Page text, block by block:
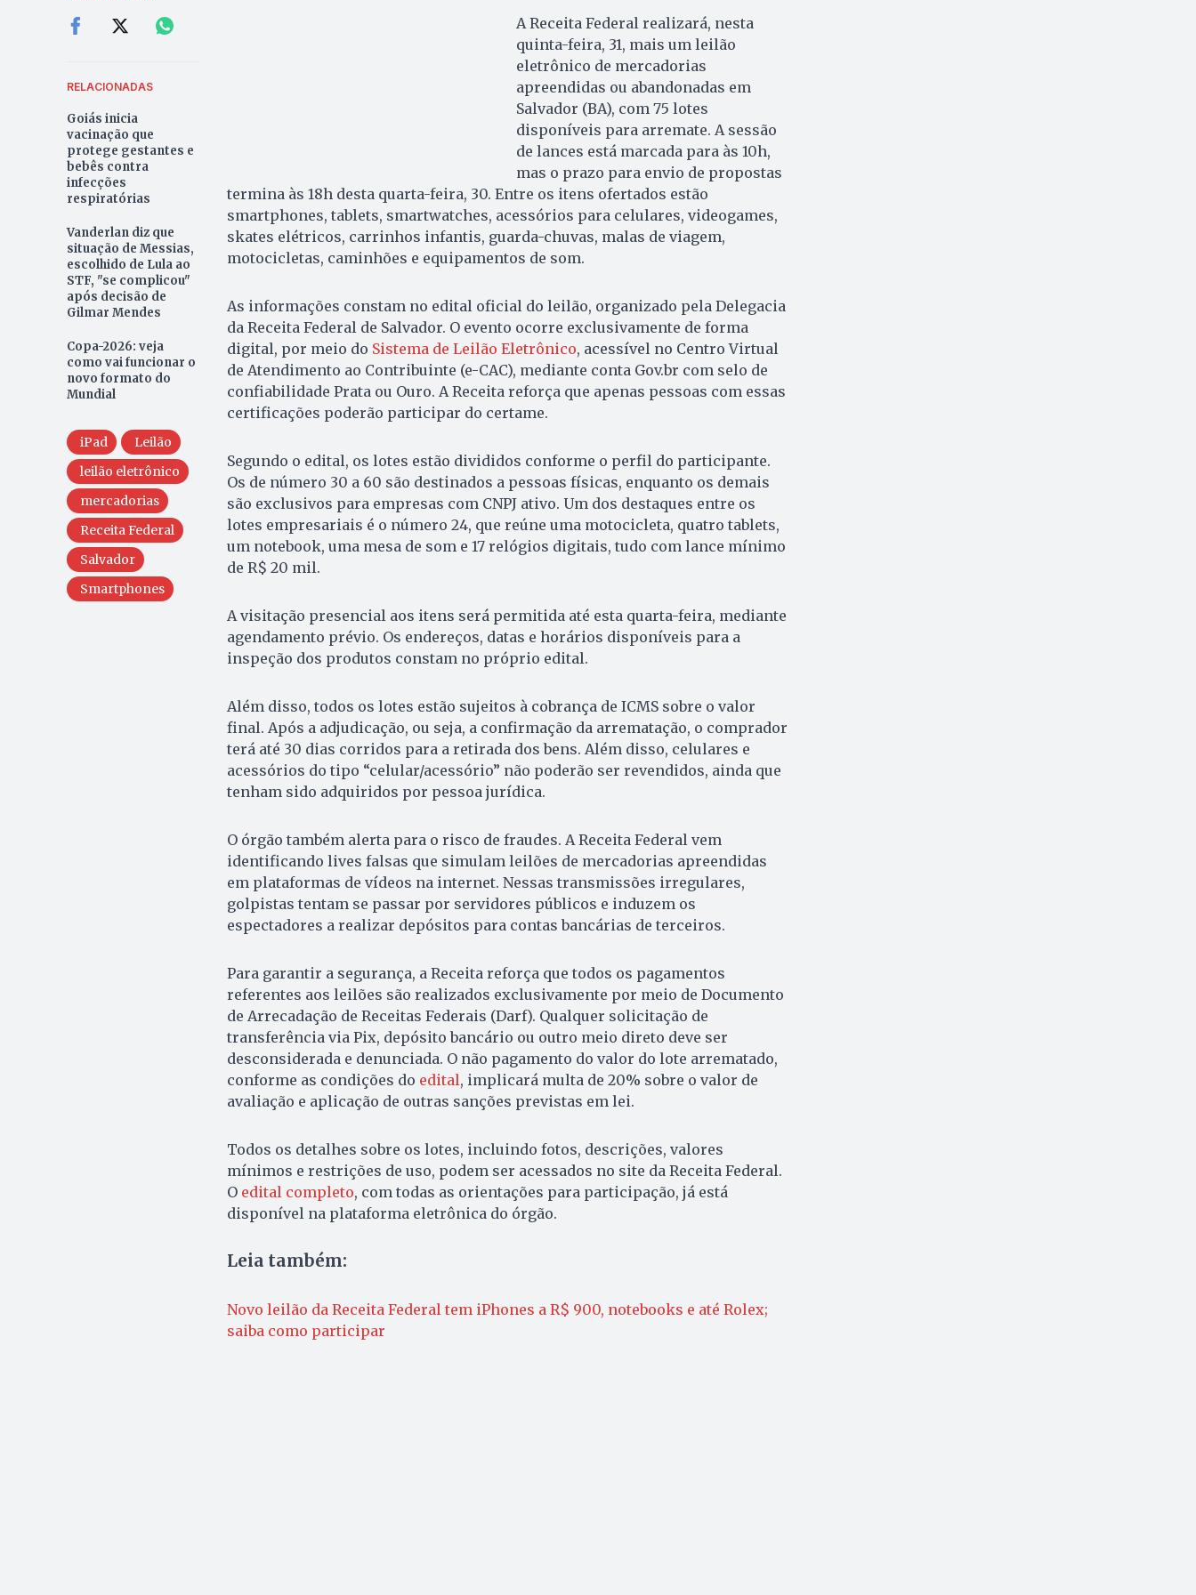
RELACIONADAS
Goiás inicia
vacinação que
protege gestantes e
bebês contra
infecções
respiratórias
Vanderlan diz que
situação de Messias,
escolhido de Lula ao
STF, "se complicou"
após decisão de
Gilmar Mendes
Copa-2026: veja
como vai funcionar o
novo formato do
Mundial
iPad
Leilão
leilão eletrônico
mercadorias
Receita Federal
Salvador
Smartphones
A Receita Federal realizará, nesta
quinta-feira, 31, mais um leilão
eletrônico de mercadorias
apreendidas ou abandonadas em
Salvador (BA), com 75 lotes
disponíveis para arremate. A sessão
de lances está marcada para às 10h,
mas o prazo para envio de propostas
termina às 18h desta quarta-feira, 30. Entre os itens ofertados estão
smartphones, tablets, smartwatches, acessórios para celulares, videogames,
skates elétricos, carrinhos infantis, guarda-chuvas, malas de viagem,
motocicletas, caminhões e equipamentos de som.
As informações constam no edital oficial do leilão, organizado pela Delegacia
da Receita Federal de Salvador. O evento ocorre exclusivamente de forma
digital, por meio do Sistema de Leilão Eletrônico, acessível no Centro Virtual
de Atendimento ao Contribuinte (e-CAC), mediante conta Gov.br com selo de
confiabilidade Prata ou Ouro. A Receita reforça que apenas pessoas com essas
certificações poderão participar do certame.
Segundo o edital, os lotes estão divididos conforme o perfil do participante.
Os de número 30 a 60 são destinados a pessoas físicas, enquanto os demais
são exclusivos para empresas com CNPJ ativo. Um dos destaques entre os
lotes empresariais é o número 24, que reúne uma motocicleta, quatro tablets,
um notebook, uma mesa de som e 17 relógios digitais, tudo com lance mínimo
de R$ 20 mil.
A visitação presencial aos itens será permitida até esta quarta-feira, mediante
agendamento prévio. Os endereços, datas e horários disponíveis para a
inspeção dos produtos constam no próprio edital.
Além disso, todos os lotes estão sujeitos à cobrança de ICMS sobre o valor
final. Após a adjudicação, ou seja, a confirmação da arrematação, o comprador
terá até 30 dias corridos para a retirada dos bens. Além disso, celulares e
acessórios do tipo “celular/acessório” não poderão ser revendidos, ainda que
tenham sido adquiridos por pessoa jurídica.
O órgão também alerta para o risco de fraudes. A Receita Federal vem
identificando lives falsas que simulam leilões de mercadorias apreendidas
em plataformas de vídeos na internet. Nessas transmissões irregulares,
golpistas tentam se passar por servidores públicos e induzem os
espectadores a realizar depósitos para contas bancárias de terceiros.
Para garantir a segurança, a Receita reforça que todos os pagamentos
referentes aos leilões são realizados exclusivamente por meio de Documento
de Arrecadação de Receitas Federais (Darf). Qualquer solicitação de
transferência via Pix, depósito bancário ou outro meio direto deve ser
desconsiderada e denunciada. O não pagamento do valor do lote arrematado,
conforme as condições do edital, implicará multa de 20% sobre o valor de
avaliação e aplicação de outras sanções previstas em lei.
Todos os detalhes sobre os lotes, incluindo fotos, descrições, valores
mínimos e restrições de uso, podem ser acessados no site da Receita Federal.
Oedital completo, com todas as orientações para participação, já está
disponível na plataforma eletrônica do órgão.
Leia também:
Novo leilão da Receita Federal tem iPhones a R$ 900, notebooks e até Rolex;
saiba como participar